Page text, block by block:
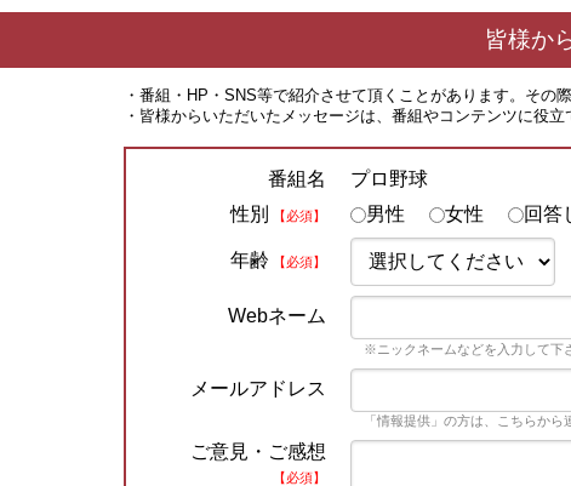
皆様か
・番組・HP・SNS等で紹介させて頂くことがあります。その
・皆様からいただいたメッセージは、番組やコンテンツに役
番組名
プロ野球
性別
【必須】 男性 女性 回答
年齢 【必須】
Webネーム
※ニックネームなどを入力して下さ
メールアドレス
「情報提供」の方は、こちらか
ご意見・ご感想
【必須】